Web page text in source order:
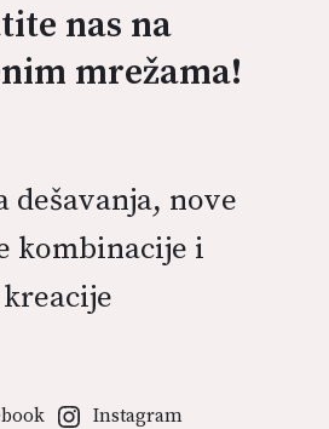
nas na
mrežama!
dešavanja, nove
kombinacije i
kreacije
Instagram